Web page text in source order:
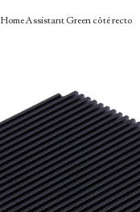
Home Assistant Green côté recto